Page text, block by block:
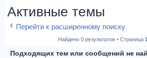
Активные темы
Перейти к расширенному поиску
Найдено 0 результатов • Страница 1
Подходящих тем или сообщений не